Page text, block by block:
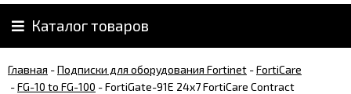
Как
Каталог товаров
Главная -Подписки для оборудования Fortinet -FortiCare
-FG-10 to FG-100 -FortiGate-91E 24x7 FortiCare Contract